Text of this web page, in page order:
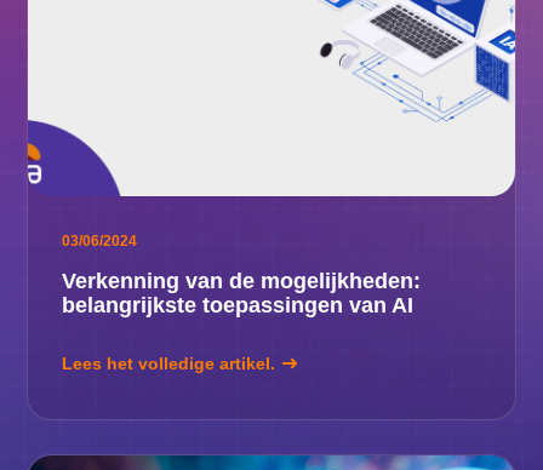
03/06/2024
Verkenning van de mogelijkheden:
belangrijkste toepassingen van AI
Lees het volledige artikel.